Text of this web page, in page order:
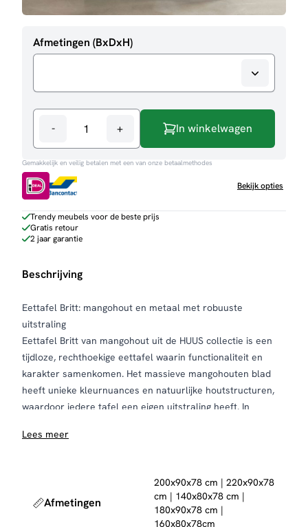
Afmetingen (BxDxH)
-
Britt
aantal
+ In winkelwagen
Gemakkelijk en veilig betalen met een van onze betaalmethodes
Bekijk opties
Trendy meubels voor de beste prijs
Gratis retour
2 jaar garantie
Beschrijving
Eettafel Britt: mangohout en metaal met robuuste
uitstraling
Eettafel Britt van mangohout uit de HUUS collectie is een
tijdloze, rechthoekige eettafel waarin functionaliteit en
karakter samenkomen. Het massieve mangohouten blad
heeft unieke kleurnuances en natuurlijke houtstructuren,
waardoor iedere tafel een eigen uitstraling heeft. In
krachtig, industrieel ontwerp dat direct warmte toevoegt
intensief dagelijks gebruik. De tafel is verkrijgbaar in
diverse formaten, van 140×80 cm tot 220×90 cm, waardoor
je altijd een variant vindt die past bij jouw ruimte. Met een
Lees meer
Afmetingen
200x90x78 cm | 220x90x78
cm | 140x80x78 cm |
180x90x78 cm |
160x80x78cm